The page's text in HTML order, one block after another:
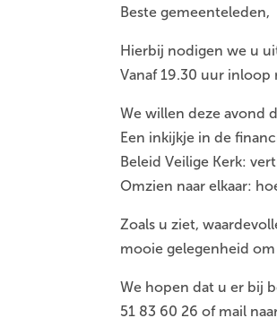
Beste gemeenteleden,
Hierbij nodigen we u
Vanaf 19.30 uur
We willen deze avond
Een inkijkje in de
Beleid Veilige Kerk:
Omzien naar elkaar:
Zoals u ziet,
mooie gelegenheid
We hopen dat u er bij
51 83 60 26 of mail